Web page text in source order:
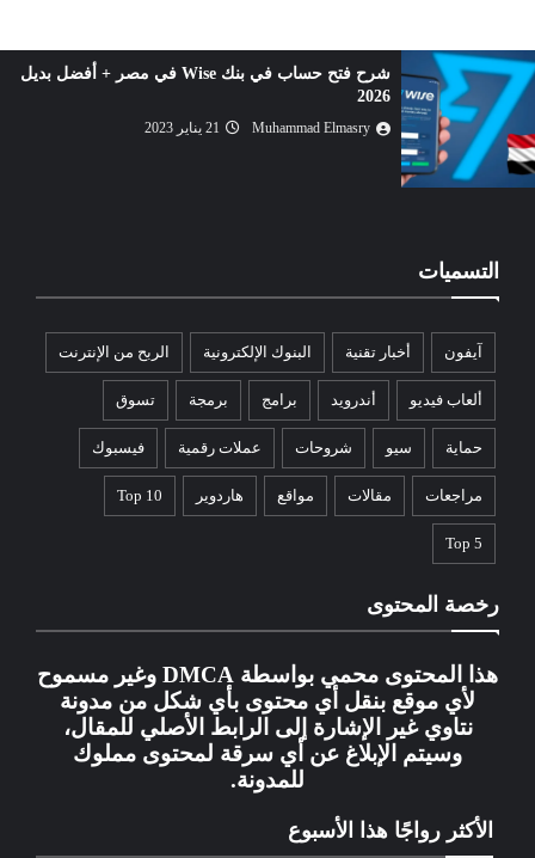
شرح فتح حساب في بنك Wise في مصر + أفضل بديل
2026
Muhammad Elmasry 21 يناير 2023
التسميات
آيفون أخبار تقنية البنوك الإلكترونية الربح من الإنترنت
ألعاب فيديو أندرويد برامج برمجة تسوق
حماية سيو شروحات عملات رقمية فيسبوك
مراجعات مقالات مواقع هاردوير Top 10
Top 5
رخصة المحتوى
هذا المحتوى محمي بواسطة DMCA وغير مسموح
لأي موقع بنقل أي محتوى بأي شكل من مدونة
نتاوي غير الإشارة إلى الرابط الأصلي للمقال،
وسيتم الإبلاغ عن أي سرقة لمحتوى مملوك
للمدونة.
الأكثر رواجًا هذا الأسبوع